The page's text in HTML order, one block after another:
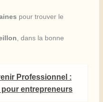
pour trouver le
, dans la bonne
Professionnel :
pour entrepreneurs